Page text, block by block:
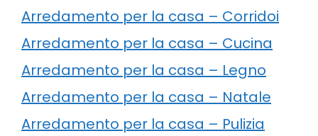
Arredamento per la casa – Corridoi
Arredamento per la casa – Cucina
Arredamento per la casa – Legno
Arredamento per la casa – Natale
Arredamento per la casa – Pulizia